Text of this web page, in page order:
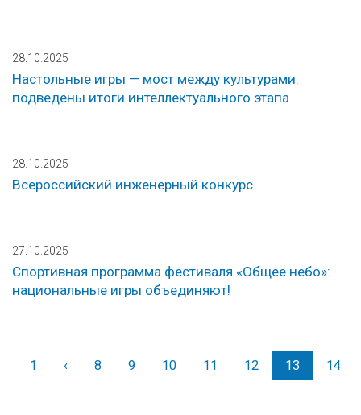
28.10.2025
Настольные игры — мост между культурами:
подведены итоги интеллектуального этапа
28.10.2025
Всероссийский инженерный конкурс
27.10.2025
Спортивная программа фестиваля «Общее небо»:
национальные игры объединяют!
1 ‹Назад
8 9 10 11 12 13 14